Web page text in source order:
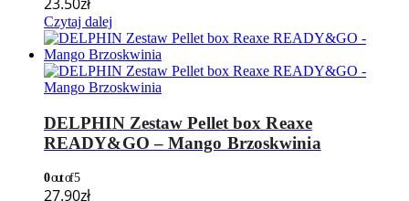
Czytaj dalej
DELPHIN Zestaw Pellet box Reaxe
READY&GO – Mango Brzoskwinia
0out of 5
27.90zł